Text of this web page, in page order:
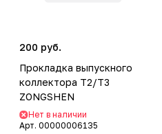
200 руб.
Прокладка выпускного
коллектора T2/T3
ZONGSHEN
Нет в наличии
Арт. 00000006135